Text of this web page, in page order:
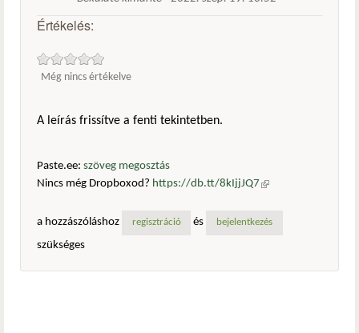
Értékelés:
Még nincs értékelve
A leírás frissítve a fenti tekintetben.
Paste.ee: szöveg megosztás
Nincs még Dropboxod? https://db.tt/8kIjjJQ7 (külső
a hozzászóláshoz
regisztráció és bejelentkezés
szükséges